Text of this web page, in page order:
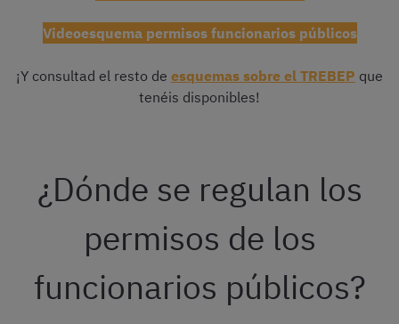
Videoesquema permisos funcionarios públicos
¡Y consultad el resto de esquemas sobre el TREBEP que
tenéis disponibles!
¿Dónde se regulan los
permisos de los
funcionarios públicos?